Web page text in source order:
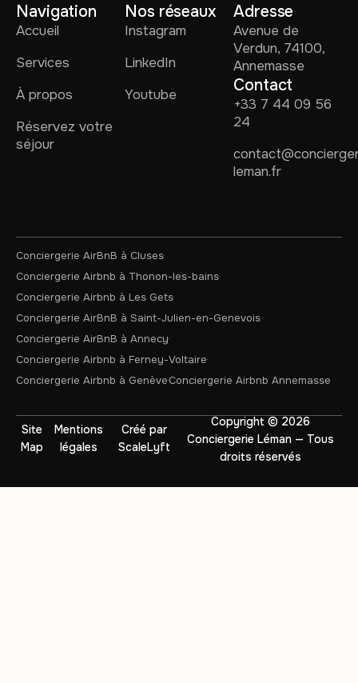
Navigation
Accueil
Services
À propos
Réservez votre
séjour
Nos réseaux
Instagram
LinkedIn
Youtube
Adresse
Avenue de
Verdun, 74100,
Annemasse
Contact
+33 7 44 09 56
24
leman.fr
Conciergerie AirBnB à Cluses
Conciergerie Airbnb à Thonon-les-bains
Conciergerie Airbnb à Les Gets
Conciergerie AirBnB à Saint-Julien-en-Genevois
Conciergerie AirBnB à Annecy
Conciergerie Airbnb à Ferney-Voltaire
Conciergerie Airbnb à GenèveConciergerie Airbnb Annemasse
Copyright © 2026
Conciergerie Léman — Tous
droits réservés
Site
Map
Mentions
légales
Créé par
ScaleLyft